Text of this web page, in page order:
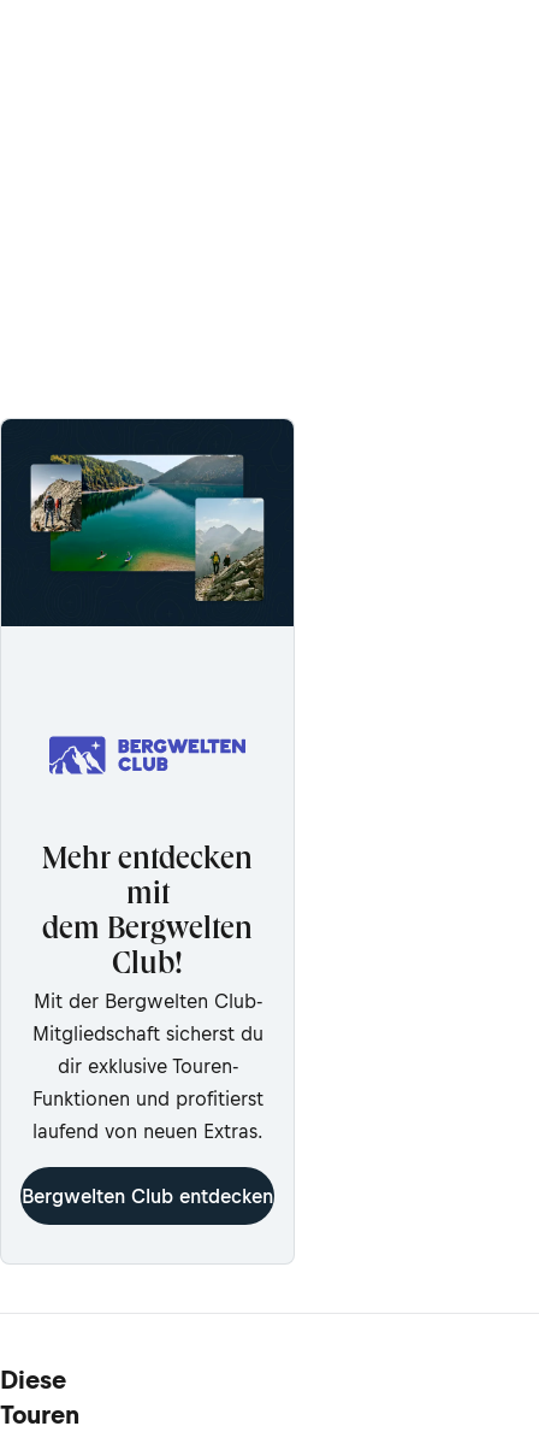
Mehr entdecken
mit
dem Bergwelten
Club!
Mit der Bergwelten Club-
Mitgliedschaft sicherst du
dir exklusive Touren-
Funktionen und profitierst
laufend von neuen Extras.
Bergwelten Club entdecken
Diese
Touren